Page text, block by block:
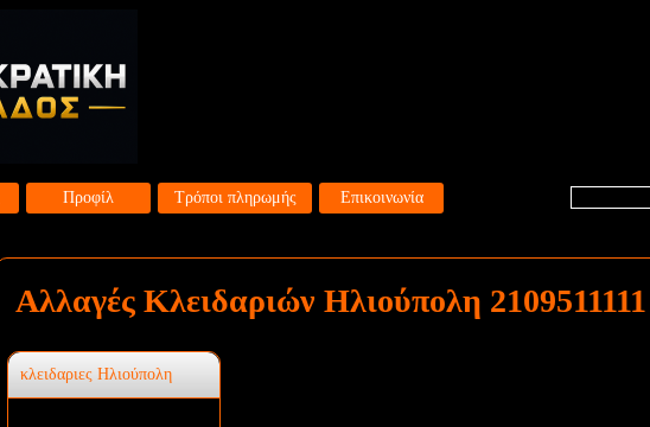
Προφίλ Τρόποι πληρωμής Επικοινωνία
Αλλαγές Κλειδαριών Ηλιούπολη 2109511111
κλειδαριες Ηλιούπολη